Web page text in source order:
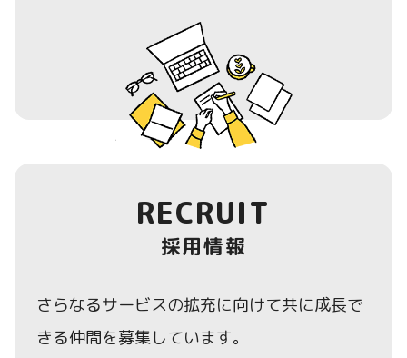
RECRUIT
採用情報
さらなるサービスの拡充に向けて共に成長で
きる仲間を募集しています。